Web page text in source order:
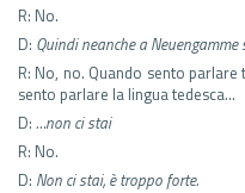
R: No.
D: Quindi neanche a
R: No, no. Quando sento
sento parlare la lingua tedesca…
D: …non ci stai
R: No.
D: Non ci stai, è troppo forte.